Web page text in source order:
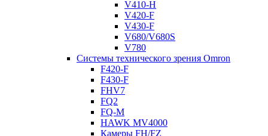
V410-H
V420-F
V430-F
V680/V680S
V780
Системы технического зрения Omron
F420-F
F430-F
FHV7
FQ2
FQ-M
HAWK MV4000
Камеры FH/FZ